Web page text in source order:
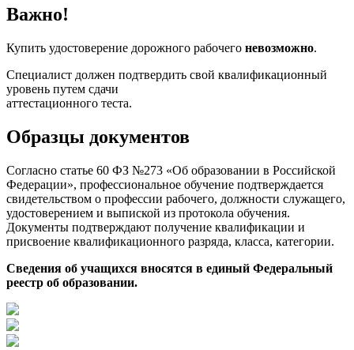
Важно!
Купить удостоверение дорожного рабочего невозможно.
Специалист должен подтвердить свой квалификационный
уровень путем сдачи
аттестационного теста.
Образцы документов
Согласно статье 60 ФЗ №273 «Об образовании в Российской
Федерации», профессиональное обучение подтверждается
свидетельством о профессии рабочего, должности служащего,
удостоверением и выпиской из протокола обучения.
Документы подтверждают получение квалификации и
присвоение квалификационного разряда, класса, категории.
Сведения об учащихся вносятся в единый Федеральный
реестр об образовании.